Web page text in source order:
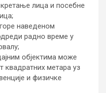
лица и посебне
наведеном
радно време у
објектима може
квадратних метара уз
и физичке